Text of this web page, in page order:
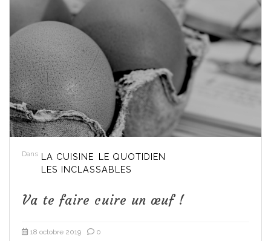
Dans LA CUISINE LE QUOTIDIEN
LES INCLASSABLES
Va te faire cuire un œuf !
18 octobre 2019 0